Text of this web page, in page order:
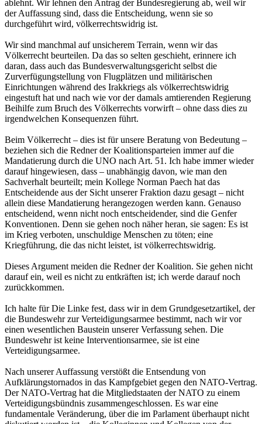
ablehnt. Wir lehnen den Antrag der Bundesregierung ab, weil wir
der Auffassung sind, dass die Entscheidung, wenn sie so
durchgeführt wird, völkerrechtswidrig ist.
Wir sind manchmal auf unsicherem Terrain, wenn wir das
Völkerrecht beurteilen. Da das so selten geschieht, erinnere ich
daran, dass auch das Bundesverwaltungsgericht selbst die
Zurverfügungstellung von Flugplätzen und militärischen
Einrichtungen während des Irakkriegs als völkerrechtswidrig
eingestuft hat und nach wie vor der damals amtierenden Regierung
Beihilfe zum Bruch des Völkerrechts vorwirft – ohne dass dies zu
irgendwelchen Konsequenzen führt.
Beim Völkerrecht – dies ist für unsere Beratung von Bedeutung –
beziehen sich die Redner der Koalitionsparteien immer auf die
Mandatierung durch die UNO nach Art. 51. Ich habe immer wieder
darauf hingewiesen, dass – unabhängig davon, wie man den
Sachverhalt beurteilt; mein Kollege Norman Paech hat das
Entscheidende aus der Sicht unserer Fraktion dazu gesagt – nicht
allein diese Mandatierung herangezogen werden kann. Genauso
entscheidend, wenn nicht noch entscheidender, sind die Genfer
Konventionen. Denn sie gehen noch näher heran, sie sagen: Es ist
im Krieg verboten, unschuldige Menschen zu töten; eine
Kriegführung, die das nicht leistet, ist völkerrechtswidrig.
Dieses Argument meiden die Redner der Koalition. Sie gehen nicht
darauf ein, weil es nicht zu entkräften ist; ich werde darauf noch
zurückkommen.
Ich halte für Die Linke fest, dass wir in dem Grundgesetzartikel, der
die Bundeswehr zur Verteidigungsarmee bestimmt, nach wir vor
einen wesentlichen Baustein unserer Verfassung sehen. Die
Bundeswehr ist keine Interventionsarmee, sie ist eine
Verteidigungsarmee.
Nach unserer Auffassung verstößt die Entsendung von
Aufklärungstornados in das Kampfgebiet gegen den NATO-Vertrag.
Der NATO-Vertrag hat die Mitgliedstaaten der NATO zu einem
Verteidigungsbündnis zusammengeschlossen. Es war eine
fundamentale Veränderung, über die im Parlament überhaupt nicht